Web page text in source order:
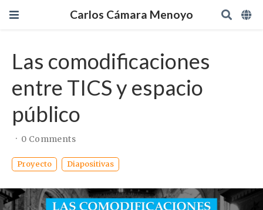
Carlos Cámara Menoyo
Las comodificaciones
entre TICS y espacio
público
0 Comments
Proyecto Diapositivas